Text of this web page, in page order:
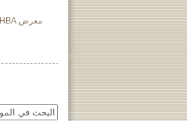
معرض HBA لمستحضرات التجميل